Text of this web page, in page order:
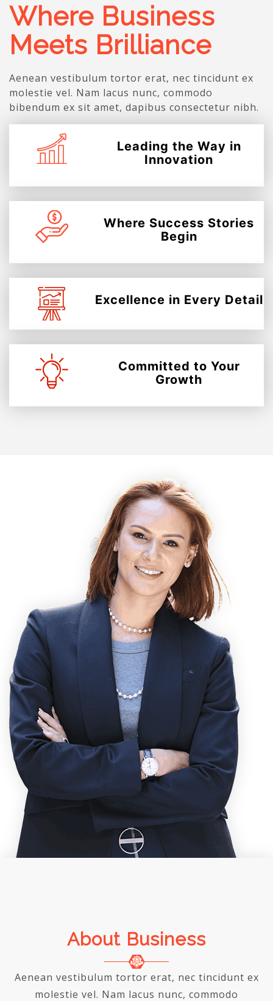
Where Business
Meets Brilliance
Aenean vestibulum tortor erat, nec tincidunt ex
molestie vel. Nam lacus nunc, commodo
bibendum ex sit amet, dapibus consectetur nibh.
Leading the Way in
Innovation
Where Success Stories
Begin
Excellence in Every Detail
Committed to Your
Growth
About Business
Aenean vestibulum tortor erat, nec tincidunt ex
molestie vel. Nam lacus nunc, commodo